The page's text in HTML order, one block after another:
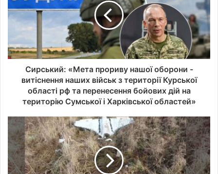
с
а
ш
к
р
о
н
н
Сирський: «Мета прориву нашої оборони -
витіснення наших військ з території Курської
області рф та перенесення бойових дій на
територію Сумської і Харківської областей»